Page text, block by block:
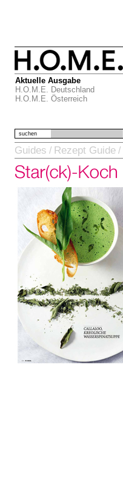
Aktuelle Ausgabe
H.O.M.E. Deutschland
H.O.M.E. Österreich
suchen
Guides / Rezept Guide /